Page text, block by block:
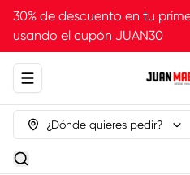
30% de descuento en tu
usando el cupón JUAN30
Abrir menu de navegación
¿Dónde quieres pedir?